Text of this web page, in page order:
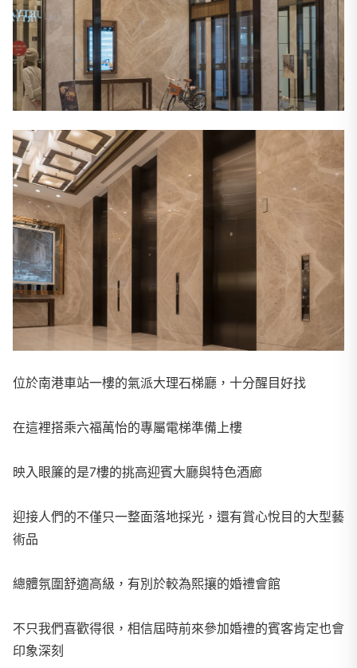
位於南港車站一樓的氣派大理石梯廳，十分醒目好找
在這裡搭乘六福萬怡的專屬電梯準備上樓
映入眼簾的是7樓的挑高迎賓大廳與特色酒廊
迎接人們的不僅只一整面落地採光，還有賞心悅目的大型藝
術品
總體氛圍舒適高級，有別於較為熙攘的婚禮會館
不只我們喜歡得很，相信屆時前來參加婚禮的賓客肯定也會
印象深刻